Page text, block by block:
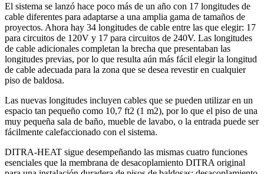
El sistema se lanzó hace poco más de un año con 17 longitudes de
cable diferentes para adaptarse a una amplia gama de tamaños de
proyectos. Ahora hay 34 longitudes de cable entre las que elegir: 17
para circuitos de 120V y 17 para circuitos de 240V. Las longitudes
de cable adicionales completan la brecha que presentaban las
longitudes previas, por lo que resulta aún más fácil elegir la longitud
de cable adecuada para la zona que se desea revestir en cualquier
piso de baldosa.
Las nuevas longitudes incluyen cables que se pueden utilizar en un
espacio tan pequeño como 10,7 ft2 (1 m2), por lo que el piso de una
muy pequeña sala de baño, mueble de lavabo, o la entrada puede ser
fácilmente calefaccionado con el sistema.
DITRA-HEAT sigue desempeñando las mismas cuatro funciones
esenciales que la membrana de desacoplamiento DITRA original